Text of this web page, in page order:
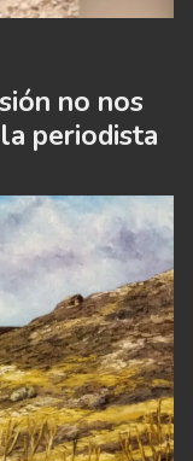
no nos
periodista